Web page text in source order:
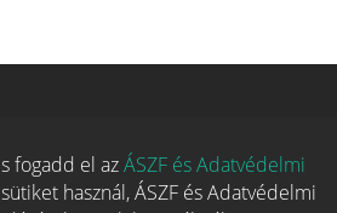
fogadd el azÁSZF és Adatvédelmi
használ, ÁSZF és Adatvédelmi